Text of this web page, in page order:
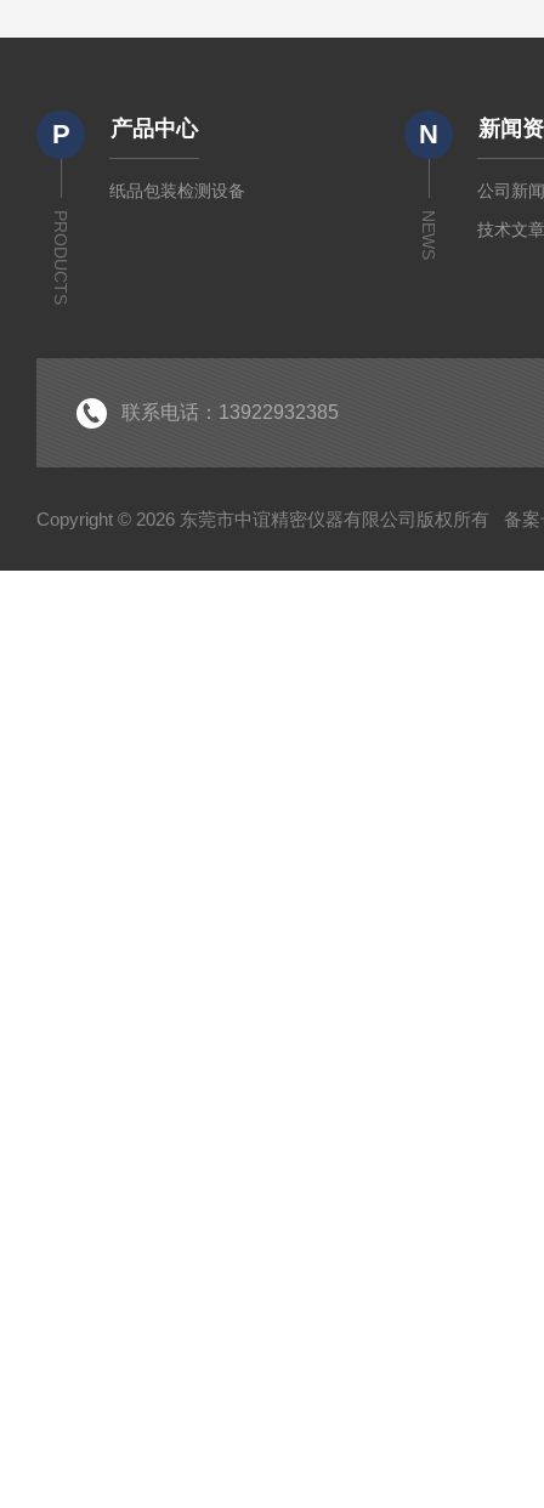
P
PRODUCTS
产品中心
纸品包装检测设备
N
NEWS
新闻
公司新
技术文
联系电话：13922932385
Copyright © 2026 东莞市中谊精密仪器有限公司版权所有 备案